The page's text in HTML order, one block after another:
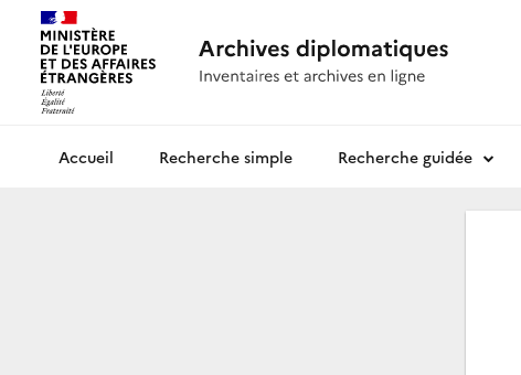
Archives diplomatiquesRecherche simple Recherche guidée